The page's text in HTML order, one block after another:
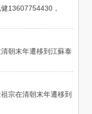
13607754430，
朝末年遷移到江蘇泰
宗在清朝末年遷移到